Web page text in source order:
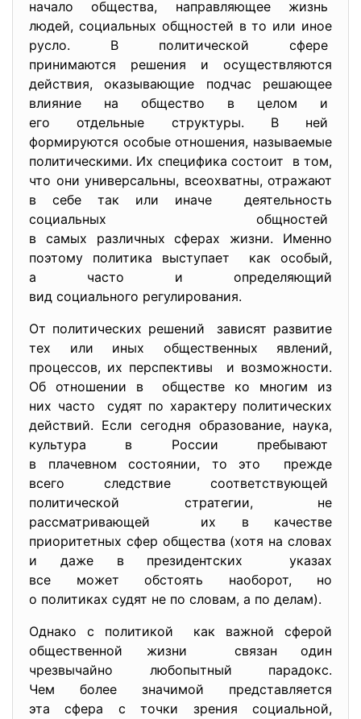
начало общества, направляющее жизнь
людей, социальных общностей в то или иное
русло. В политической сфере
принимаются решения и осуществляются
действия, оказывающие подчас решающее
влияние на общество в целом и
его отдельные структуры. В ней
формируются особые отношения, называемые
политическими. Их специфика состоит в том,
что они универсальны, всеохватны, отражают
в себе так или иначе деятельность
социальных общностей
в самых различных сферах жизни. Именно
поэтому политика выступает как особый,
а часто и определяющий
вид социального регулирования.
От политических решений зависят развитие
тех или иных общественных явлений,
процессов, их перспективы и возможности.
Об отношении в обществе ко многим из
них часто судят по характеру политических
действий. Если сегодня образование, наука,
культура в России пребывают
в плачевном состоянии, то это прежде
всего следствие соответствующей
политической стратегии, не
рассматривающей их в качестве
приоритетных сфер общества (хотя на словах
и даже в президентских указах
все может обстоять наоборот, но
о политиках судят не по словам, а по делам).
Однако с политикой как важной сферой
общественной жизни связан один
чрезвычайно любопытный парадокс.
Чем более значимой представляется
эта сфера с точки зрения социальной,